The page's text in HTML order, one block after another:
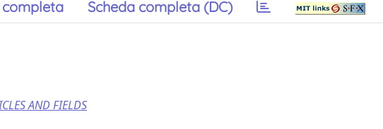
completa Scheda completa (DC)
AND FIELDS